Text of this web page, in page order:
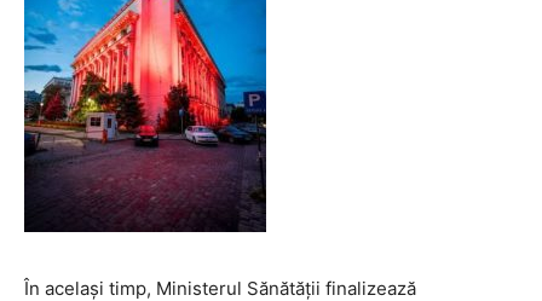
În același timp, Ministerul Sănătății finalizează